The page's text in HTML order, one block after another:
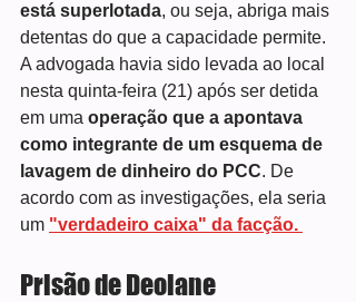
está superlotada, ou seja, abriga mais
detentas do que a capacidade permite.
A advogada havia sido levada ao local
nesta quinta-feira (21) após ser detida
em uma operação que a apontava
como integrante de um esquema de
lavagem de dinheiro do PCC. De
acordo com as investigações, ela seria
um "verdadeiro caixa" da facção.
Prisão de Deolane